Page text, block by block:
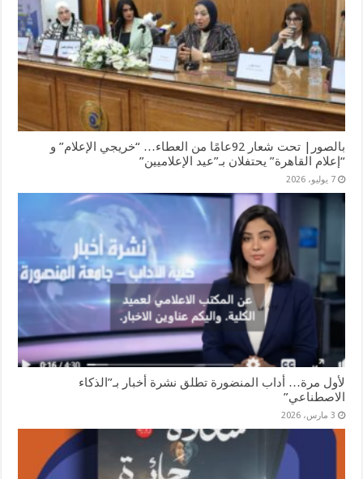
بالصور| تحت شعار 92عامًا من العطاء… “خريجي الإعلام” و
“إعلام القاهرة” يحتفلان بـ”عيد الإعلاميين”
7 يوليو، 2026
لأول مرة… أداب المنضورة تطلق نشرة أخبار بـ”الذكاء
الاصطناعي”
3 مارس، 2026